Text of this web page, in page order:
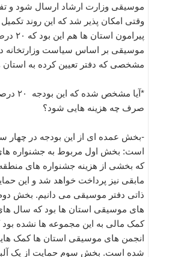
موسیقی وزارت ارشاد ارسال شود و
وقتی امکان پذیر شد که این روند
پیرامون
موسیقی بر اساس سیاست وزارتخانه
مشخصی که دفتر تعیین کرده به استان
*آیا
صرف چه هزینه هایی شود؟
-بخش عمده ای از این بودجه در
است: بخش اول مربوط به جشنواره
که بخشی از هزینه جشنواره های
مابقی نیز پرداخت خواهد شد و این
ذاتی دفتر موسیقی می دانیم. بخش
های موسیقی استان ها بود که سال
کمک مالی به این مجموعه ها نشده بود
انجمن های موسیقی استان ها کمک
شده است. بخش سوم حمایت از یک